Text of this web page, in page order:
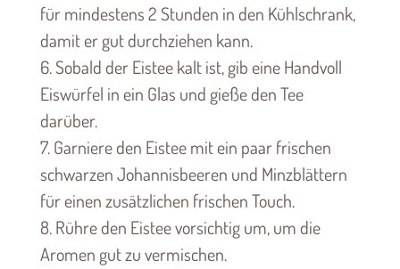
für mindestens 2 Stunden in den Kühlschrank,
damit er gut durchziehen kann.
6. Sobald der Eistee kalt ist, gib eine Handvoll
Eiswürfel in ein Glas und gieße den Tee
darüber.
7. Garniere den Eistee mit ein paar frischen
schwarzen Johannisbeeren und Minzblättern
für einen zusätzlichen frischen Touch.
8. Rühre den Eistee vorsichtig um, um die
Aromen gut zu vermischen.